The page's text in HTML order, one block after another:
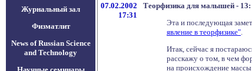
Журнальный зал
Физматлит
News of Russian Science
and Technology
07.02.2002
17:31
Теорфизика для малышей - 13:
Эта и последующая
явление в теорфизике".
Итак, сейчас я
расскажу о том, в чем
на происхождение